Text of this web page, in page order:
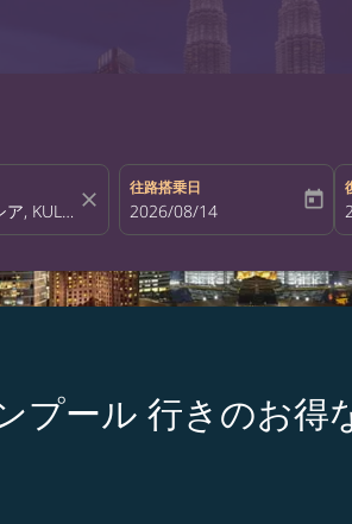
close
往路搭乗日
fc-booking-departure-date-
2026/08/14 today
プール 行きのお得
付を操作してオファーを見つけてく